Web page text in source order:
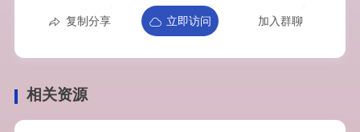
复制分享 立即访问 加入群聊
相关资源